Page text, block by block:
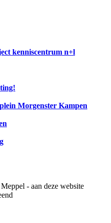
kenniscentrum n+l
Morgenster Kampen
- aan deze website